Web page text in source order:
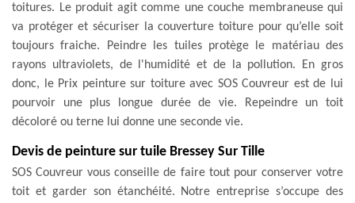
toitures. Le produit agit comme une couche membraneuse qui
va protéger et sécuriser la couverture toiture pour qu’elle soit
toujours fraiche. Peindre les tuiles protège le matériau des
rayons ultraviolets, de l'humidité et de la pollution. En gros
donc, le Prix peinture sur toiture avec SOS Couvreur est de lui
pourvoir une plus longue durée de vie. Repeindre un toit
décoloré ou terne lui donne une seconde vie.
Devis de peinture sur tuile Bressey Sur Tille
SOS Couvreur vous conseille de faire tout pour conserver votre
toit et garder son étanchéité. Notre entreprise s’occupe des